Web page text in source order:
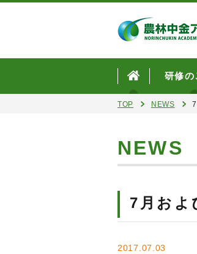
研修の
TOP NEWS
NEWS
7月およ
2017.07.03